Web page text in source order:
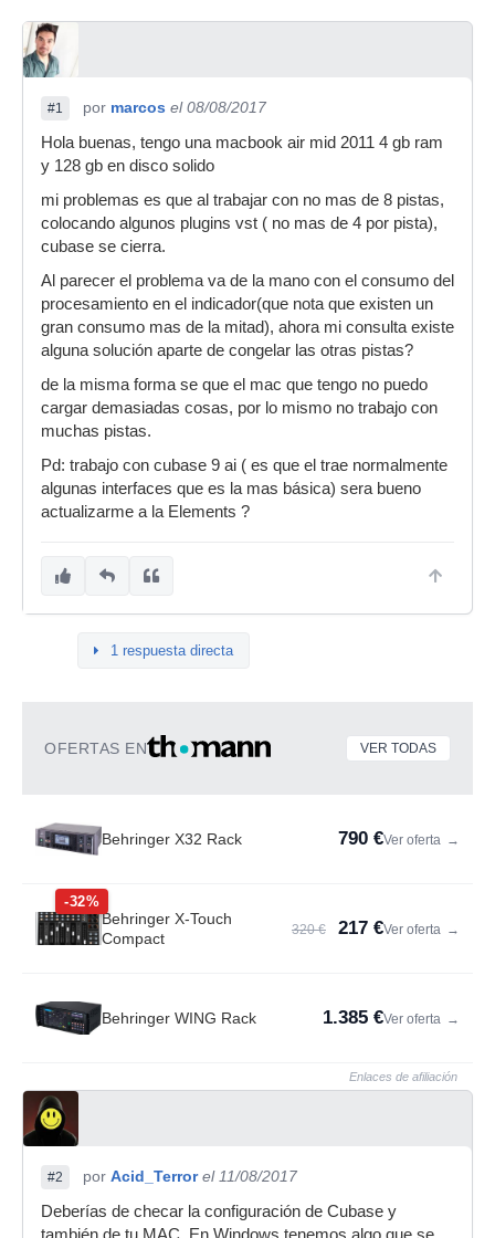
#1 por marcos el 08/08/2017
Hola buenas, tengo una macbook air mid 2011 4 gb ram
y 128 gb en disco solido
mi problemas es que al trabajar con no mas de 8 pistas,
colocando algunos plugins vst ( no mas de 4 por pista),
cubase se cierra.
Al parecer el problema va de la mano con el consumo del
procesamiento en el indicador(que nota que existen un
gran consumo mas de la mitad), ahora mi consulta existe
alguna solución aparte de congelar las otras pistas?
de la misma forma se que el mac que tengo no puedo
cargar demasiadas cosas, por lo mismo no trabajo con
muchas pistas.
Pd: trabajo con cubase 9 ai ( es que el trae normalmente
algunas interfaces que es la mas básica) sera bueno
actualizarme a la Elements ?
1 respuesta directa
OFERTAS EN VER TODAS
Behringer X32 Rack 790 €Ver oferta →
-32%
Behringer X-Touch
Compact
320 € 217 €Ver oferta →
Behringer WING Rack 1.385 €Ver oferta →
Enlaces de afiliación
#2 por Acid_Terror el 11/08/2017
Deberías de checar la configuración de Cubase y